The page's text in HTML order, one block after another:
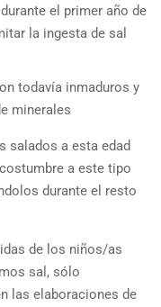
el primer año de
la ingesta de sal
todavía inmaduros y
minerales
salados a esta edad
a este tipo
durante el resto
de los niños/as
sal, sólo
las elaboraciones de